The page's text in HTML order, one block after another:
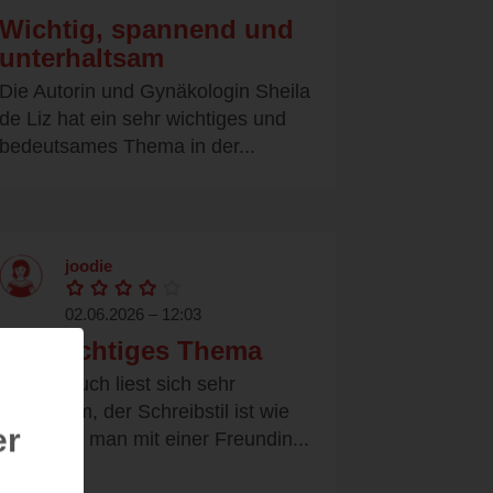
Wichtig, spannend und
unterhaltsam
Die Autorin und Gynäkologin Sheila
de Liz hat ein sehr wichtiges und
bedeutsames Thema in der...
joodie
02.06.2026 – 12:03
Ein wichtiges Thema
Dieses Buch liest sich sehr
angenehm, der Schreibstil ist wie
als würde man mit einer Freundin...